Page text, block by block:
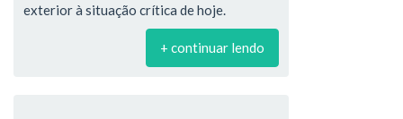
exterior à situação crítica de hoje.
+ continuar lendo